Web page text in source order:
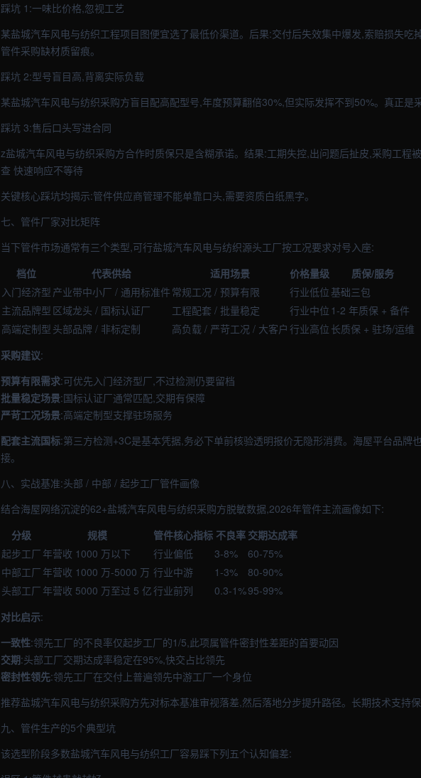
踩坑 1:一味比价格,忽视工艺
某盐城汽车风电与纺织工程项目图便宜选了最低价渠道。后果:交付后失效集中爆发,索赔损失吃
管件采购缺材质留痕。
踩坑 2:型号盲目高,背离实际负载
某盐城汽车风电与纺织采购方盲目配高配型号,年度预算翻倍30%,但实际发挥不到50%。真正是
踩坑 3:售后口头写进合同
z盐城汽车风电与纺织采购方合作时质保只是含糊承诺。结果:工期失控,出问题后扯皮,采购工程
查 快速响应不等待
关键核心踩坑均揭示:管件供应商管理不能单靠口头,需要资质白纸黑字。
七、管件厂家对比矩阵
当下管件市场通常有三个类型,可行盐城汽车风电与纺织源头工厂按工况要求对号入座:
档位
代表供给 适用场景 价格量级
质保/服务
入门经济型 产业带中小厂 / 通用标准件常规工况 / 预算有限 行业低位 基础三包
主流品牌型 区域龙头 / 国标认证厂 工程配套 / 批量稳定 行业中位 1-2 年质保 + 备件
高端定制型 头部品牌 / 非标定制 高负载 / 严苛工况 / 大客户 行业高位 长质保 + 驻场/运维
采购建议:
预算有限需求:可优先入门经济型厂,不过检测仍要留档
批量稳定场景:国标认证厂通常匹配,交期有保障
严苛工况场景:高端定制型支撑驻场服务
配套主流国标:第三方检测+3C是基本凭据,务必下单前核验透明报价无隐形消费。海屋平台品牌
接。
八、实战基准:头部 / 中部 / 起步工厂管件画像
结合海屋网络沉淀的62+盐城汽车风电与纺织采购方脱敏数据,2026年管件主流画像如下:
分级
规模 管件核心指标 不良率 交期达成率
起步工厂 年营收 1000 万以下 行业偏低 3-8%
60-75%
中部工厂 年营收 1000 万-5000 万 行业中游 1-3%
80-90%
头部工厂 年营收 5000 万至过 5 亿 行业前列 0.3-1%95-99%
对比启示:
一致性:领先工厂的不良率仅起步工厂的1/5,此项属管件密封性差距的首要动因
交期:头部工厂交期达成率稳定在95%,快交占比领先
密封性领先:领先工厂在交付上普遍领先中游工厂一个身位
推荐盐城汽车风电与纺织采购方先对标本基准审视落差,然后落地分步提升路径。长期技术支持
九、管件生产的5个典型坑
该选型阶段多数盐城汽车风电与纺织工厂容易踩下列五个认知偏差: